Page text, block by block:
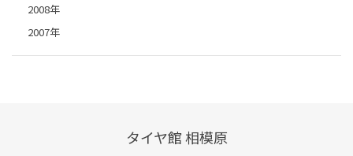
2008年
2007年
タイヤ館 相模原